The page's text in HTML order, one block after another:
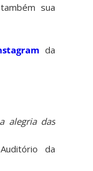
sua
da
alegria das
da